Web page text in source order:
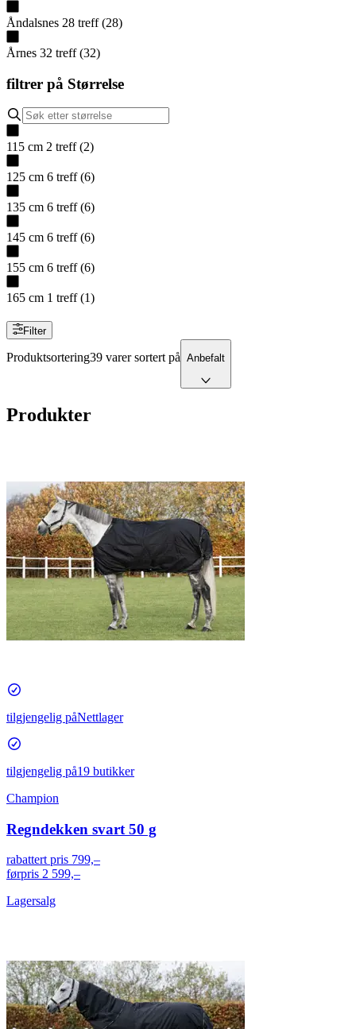
Åndalsnes 28 treff (28)
Årnes 32 treff (32)
filtrer på Størrelse
115 cm 2 treff (2)
125 cm 6 treff (6)
135 cm 6 treff (6)
145 cm 6 treff (6)
155 cm 6 treff (6)
165 cm 1 treff (1)
Filter
Produktsortering39 varer sortert på Anbefalt
Produkter
tilgjengelig påNettlager
tilgjengelig på19 butikker
Champion
Regndekken svart 50 g
rabattert pris 799,–
førpris 2 599,–
Lagersalg